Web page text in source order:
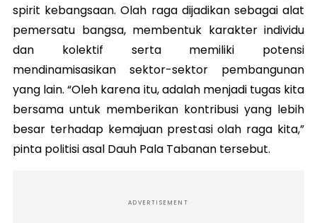
spirit kebangsaan. Olah raga dijadikan sebagai alat
pemersatu bangsa, membentuk karakter individu
dan kolektif serta memiliki potensi
mendinamisasikan sektor-sektor pembangunan
yang lain. “Oleh karena itu, adalah menjadi tugas kita
bersama untuk memberikan kontribusi yang lebih
besar terhadap kemajuan prestasi olah raga kita,”
pinta politisi asal Dauh Pala Tabanan tersebut.
ADVERTISEMENT